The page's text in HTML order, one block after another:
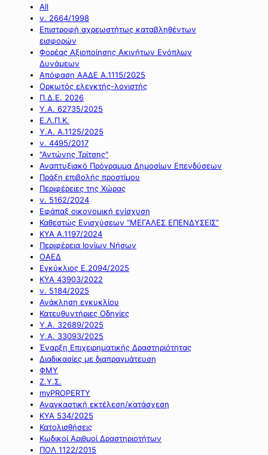
All
ν. 2664/1998
Επιστροφή αχρεωστήτως καταβληθέντων
εισφορών
Φορέας Αξιοποίησης Ακινήτων Ενόπλων
Δυνάμεων
Απόφαση ΑΑΔΕ Α.1115/2025
Ορκωτός ελεγκτής-λογιστής
Π.Δ.Ε. 2026
Υ.Α. 62735/2025
Ε.Λ.Π.Κ.
Υ.Α. Α.1125/2025
ν. 4495/2017
"Αντώνης Τρίτσης"
Αναπτυξιακό Πρόγραμμα Δημοσίων Επενδύσεων
Πράξη επιβολής προστίμου
Περιφέρειες της Χώρας
ν. 5162/2024
Εφάπαξ οικονομική ενίσχυση
Καθεστώς Ενισχύσεων “ΜΕΓΑΛΕΣ ΕΠΕΝΔΥΣΕΙΣ”
ΚΥΑ Α.1197/2024
Περιφέρεια Ιονίων Νήσων
ΟΑΕΔ
Εγκύκλιος Ε.2094/2025
ΚΥΑ 43903/2022
ν. 5184/2025
Ανάκληση εγκυκλίου
Κατευθυντήριες Οδηγίες
Υ.Α. 32689/2025
Υ.Α. 33093/2025
Έναρξη Επιχειρηματικής Δραστηριότητας
Διαδικασίες με διαπραγμάτευση
ΦΜΥ
Ζ.Υ.Σ.
myPROPERTY
Αναγκαστική εκτέλεση/κατάσχεση
ΚΥΑ 534/2025
Κατολισθήσεις
Κωδικοί Αριθμοί Δραστηριοτήτων
ΠΟΛ 1122/2015